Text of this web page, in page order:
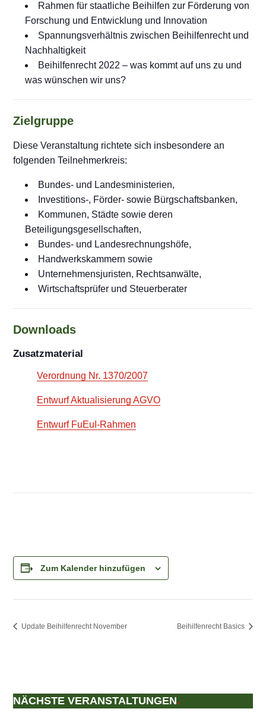
Rahmen für staatliche Beihilfen zur Förderung von
Forschung und Entwicklung und Innovation
Spannungsverhältnis zwischen Beihilfenrecht und
Nachhaltigkeit
Beihilfenrecht 2022 – was kommt auf uns zu und
was wünschen wir uns?
Zielgruppe
Diese Veranstaltung richtete sich insbesondere an
folgenden Teilnehmerkreis:
Bundes- und Landesministerien,
Investitions-, Förder- sowie Bürgschaftsbanken,
Kommunen, Städte sowie deren
Beteiligungsgesellschaften,
Bundes- und Landesrechnungshöfe,
Handwerkskammern sowie
Unternehmensjuristen, Rechtsanwälte,
Wirtschaftsprüfer und Steuerberater
Downloads
Zusatzmaterial
Verordnung Nr. 1370/2007
Entwurf Aktualisierung AGVO
Entwurf FuEuI-Rahmen
Zum Kalender hinzufügen
Update Beihilfenrecht November Beihilfenrecht Basics
NÄCHSTE VERANSTALTUNGEN.